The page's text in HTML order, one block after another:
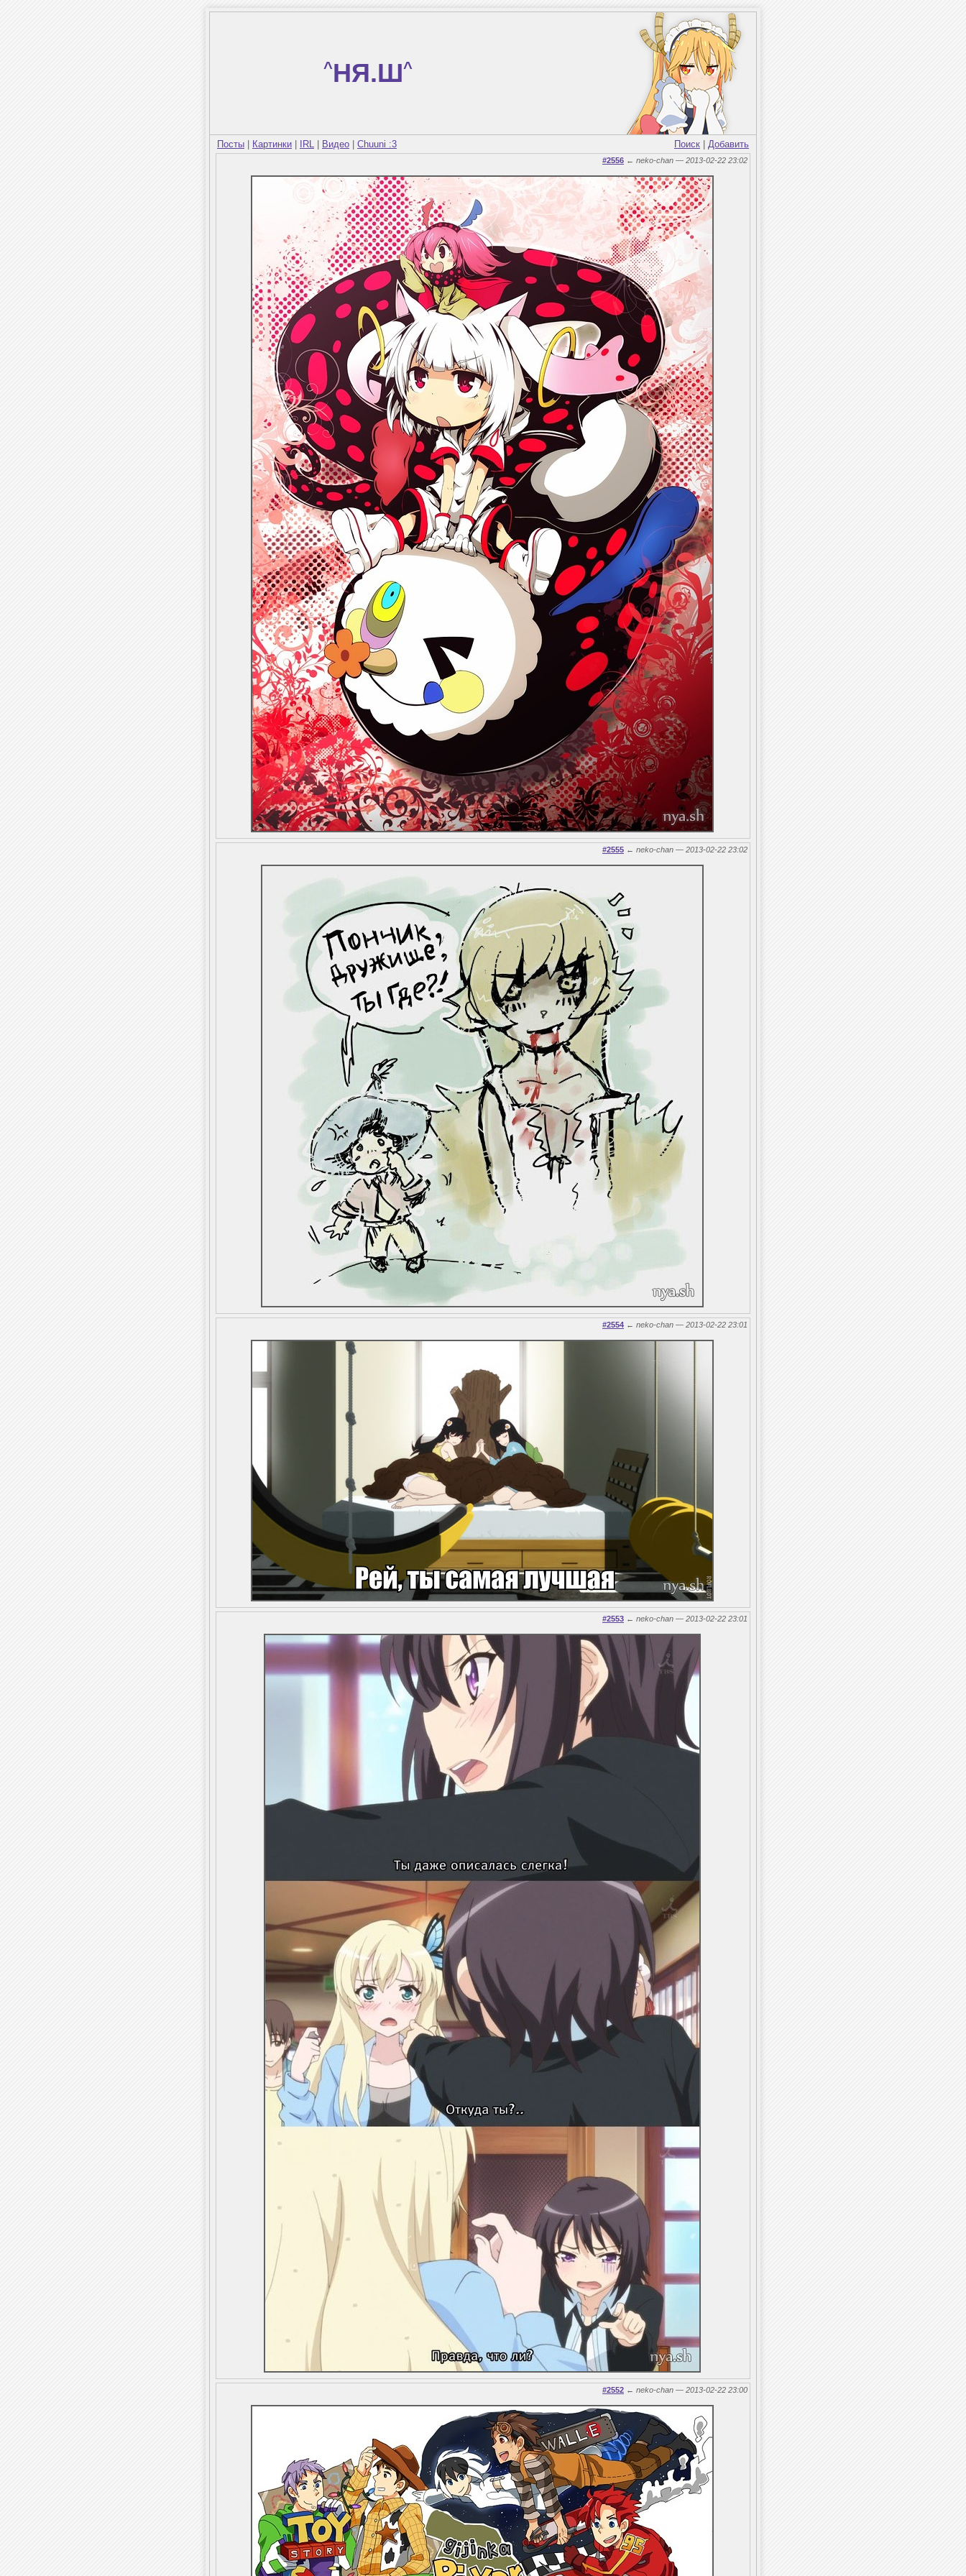
^НЯ.Ш^
Посты Картинки IRL Видео Chuuni :3 Поиск Добавить
#2556 ← neko-chan — 2013-02-22 23:02
#2555 ← neko-chan — 2013-02-22 23:02
#2554 ← neko-chan — 2013-02-22 23:01
#2553 ← neko-chan — 2013-02-22 23:01
#2552 ← neko-chan — 2013-02-22 23:00